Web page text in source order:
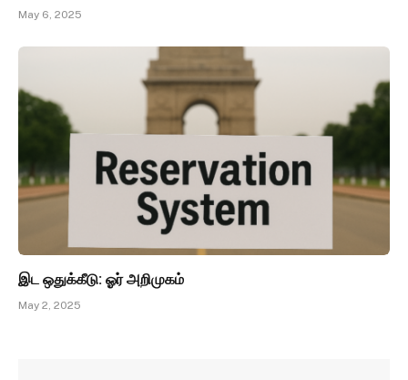
May 6, 2025
இட ஒதுக்கீடு: ஓர் அறிமுகம்
May 2, 2025